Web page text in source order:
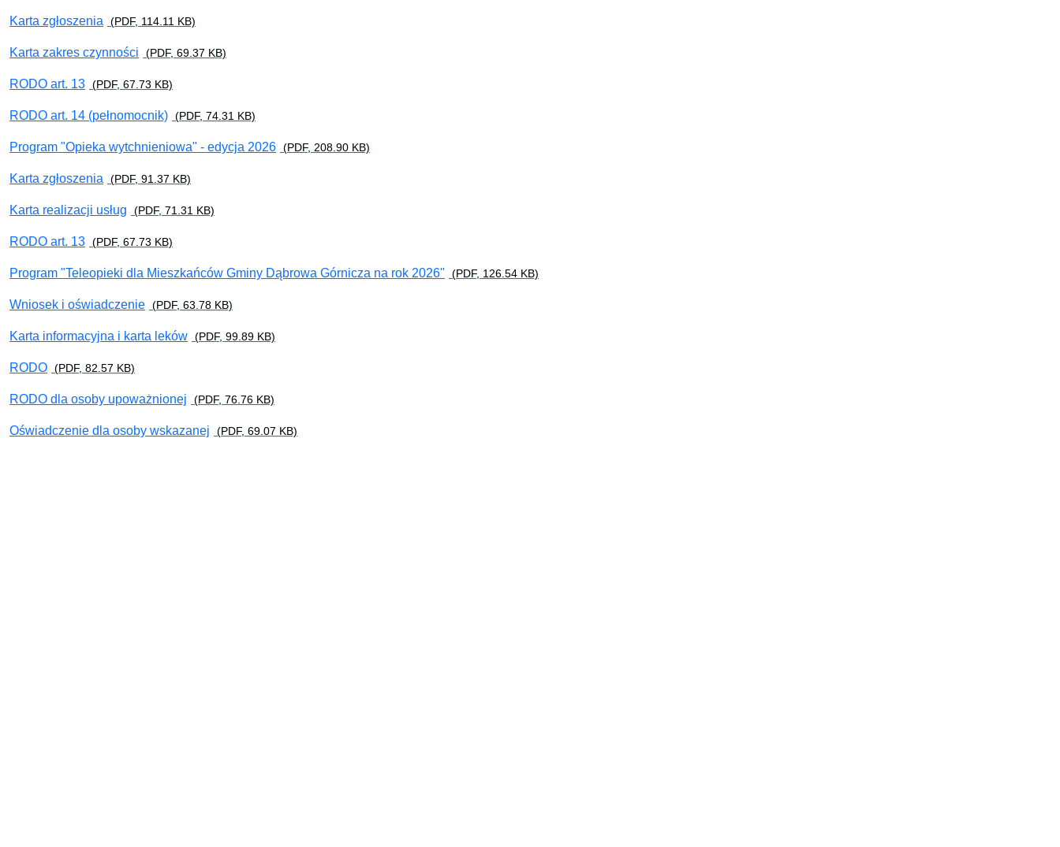
Karta zgłoszenia (PDF, 114.11 KB)
Karta zakres czynności (PDF, 69.37 KB)
RODO art. 13 (PDF, 67.73 KB)
RODO art. 14 (pełnomocnik) (PDF, 74.31 KB)
Program "Opieka wytchnieniowa" - edycja 2026 (PDF, 208.90 KB)
Karta zgłoszenia (PDF, 91.37 KB)
Karta realizacji usług (PDF, 71.31 KB)
RODO art. 13 (PDF, 67.73 KB)
Program "Teleopieki dla Mieszkańców Gminy Dąbrowa Górnicza na rok 2026" (PDF, 126.54 KB)
Wniosek i oświadczenie (PDF, 63.78 KB)
Karta informacyjna i karta leków (PDF, 99.89 KB)
RODO (PDF, 82.57 KB)
RODO dla osoby upoważnionej (PDF, 76.76 KB)
Oświadczenie dla osoby wskazanej (PDF, 69.07 KB)